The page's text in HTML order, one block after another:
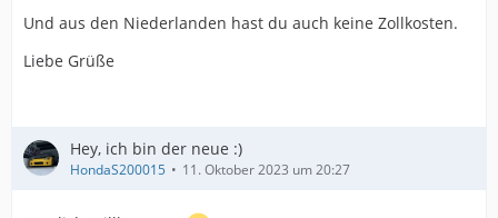
Und aus den Niederlanden hast du auch keine Zollkosten.
Liebe Grüße
Hey, ich bin der neue :)
HondaS200015 11. Oktober 2023 um 20:27